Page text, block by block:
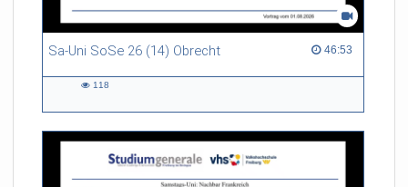
Sa-Uni SoSe 26 (14) Obrecht 46:53
46:53 duration
118